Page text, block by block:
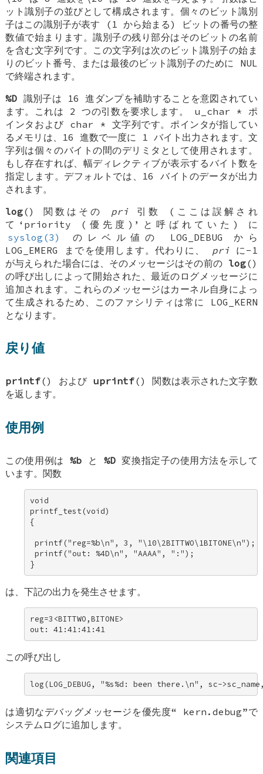
ット識別子の並びとして構成されます。個々のビット識別
子はこの識別子が表す (1 から始まる) ビットの番号の整
数値で始まります。識別子の残り部分はそのビットの名前
を含む文字列です。この文字列は次のビット識別子の始ま
りのビット番号、または最後のビット識別子のために NUL
で終端されます。
%D 識別子は 16 進ダンプを補助することを意図されてい
ます。これは 2 つの引数を要求します。 u_char * ポ
インタおよび char * 文字列です。ポインタが指してい
るメモリは、16 進数で一度に 1 バイト出力されます。文
字列は個々のバイトの間のデリミタとして使用されます。
もし存在すれば、幅ディレクティブが表示するバイト数を
指定します。デフォルトでは、16 バイトのデータが出力
されます。
log() 関数はその pri引数 (ここは誤解され
て‘priority (優先度)’と呼ばれていた) に
syslog(3)
のレベル値の LOG_DEBUG から
LOG_EMERG
までを使用します。代わりに、 priに-1
が与えられた場合には、そのメッセージはその前の log()
の呼び出しによって開始された、最近のログメッセージに
追加されます。これらのメッセージはカーネル自身によっ
て生成されるため、このファシリティは常に LOG_KERN
となります。
戻り値
printf() および uprintf() 関数は表示された文字数
を返します。
使用例
この使用例は%b と %D変換指定子の使用方法を示して
います。関数
void
printf_test(void)
{
printf("reg=%b\n", 3, "\10\2BITTWO\1BITONE\n");
printf("out: %4D\n", "AAAA", ":");
}
は、下記の出力を発生させます。
reg=3<BITTWO,BITONE>
out: 41:41:41:41
この呼び出し
log(LOG_DEBUG, "%s%d: been there.\n", sc-
は適切なデバッグメッセージを優先度“ kern.debug”で
システムログに追加します。
関連項目